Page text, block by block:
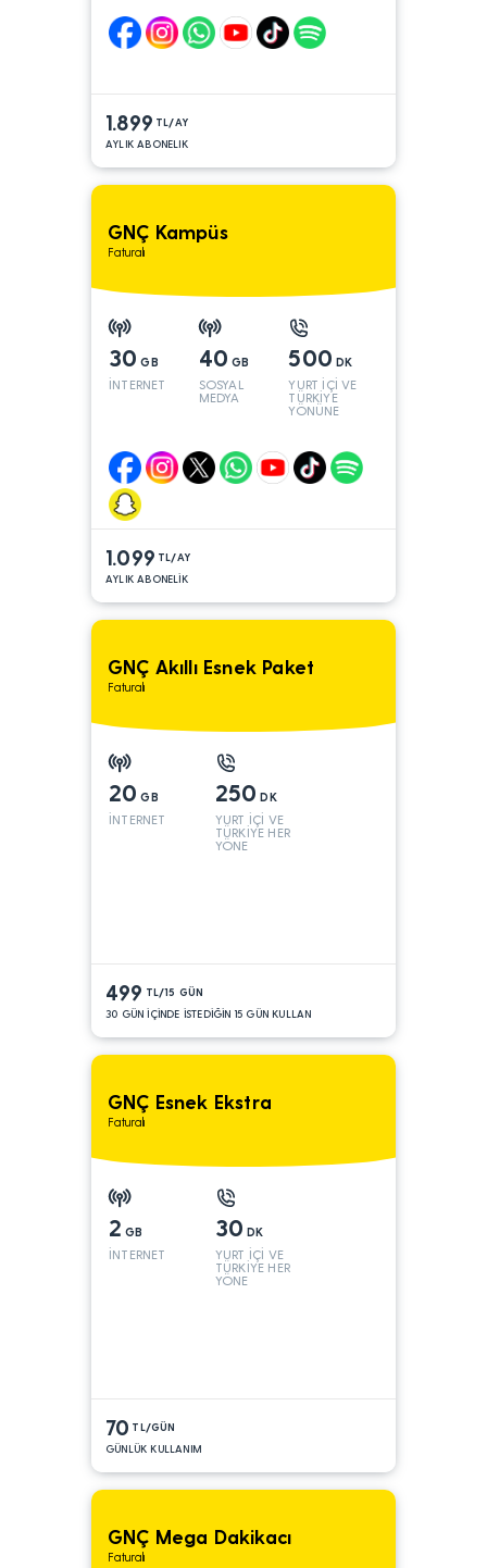
1.899 TL/AY
AYLIK ABONELIK
GNÇ Kampüs
Faturalı
30 GB
İNTERNET
40 GB
SOSYAL
MEDYA
500 DK
YURT İÇİ VE
TÜRKİYE
YÖNÜNE
1.099 TL/AY
AYLIK ABONELİK
GNÇ Akıllı Esnek Paket
Faturalı
20 GB
İNTERNET
250 DK
YURT İÇİ VE
TÜRKİYE HER
YÖNE
499 TL/15 GÜN
30 GÜN İÇİNDE İSTEDİĞİN 15 GÜN KULLAN
GNÇ Esnek Ekstra
Faturalı
2 GB
İNTERNET
30 DK
YURT İÇİ VE
TÜRKİYE HER
YÖNE
70 TL/GÜN
GÜNLÜK KULLANIM
GNÇ Mega Dakikacı
Faturalı